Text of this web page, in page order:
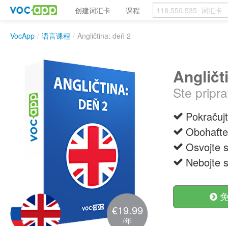
创建词汇卡 课程
VocApp / 语言课程 / Angličtina: deň 2
€19.99
/年
Ste
Osvojte
Nebojte